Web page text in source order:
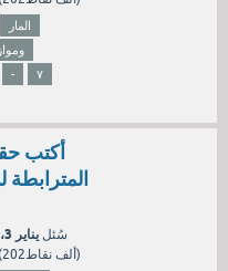
المار
-
٧
أكتب
المترابطة
سُئل يناير 3، 2025
( 202ألف نقاط)